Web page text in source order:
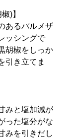
)】
あるパルメザ
ッシングで
胡椒をしっか
引き立てま
みと塩加減が
った塩分がな
みを引きだし